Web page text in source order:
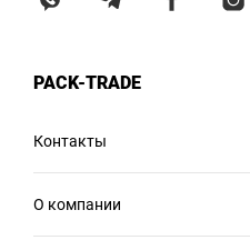
PACK-TRADE
Контакты
О компании